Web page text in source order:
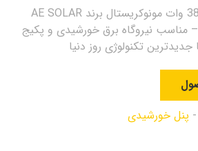
پنل خورشیدی آلمانی 380 وات مونوکریستال برند AE SOLAR
سری 72 سلولی PERC – مناسب نیروگاه برق خورشیدی و پکیج
تکنولوژی روز دنیا
- پنل خورشیدی